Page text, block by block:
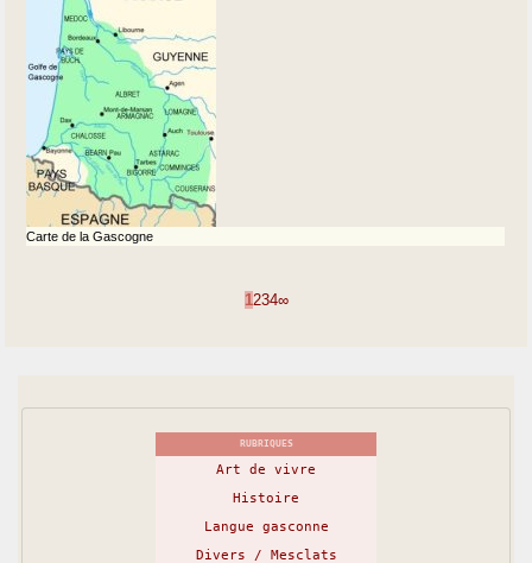
Carte de la Gascogne
1234∞
RUBRIQUES
Art de vivre
Histoire
Langue gasconne
Divers / Mesclats